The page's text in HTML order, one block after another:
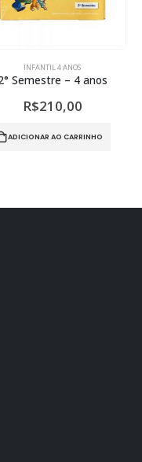
INFANTIL 4 ANOS
R$22,00
ADICIONAR AO CARRINHO